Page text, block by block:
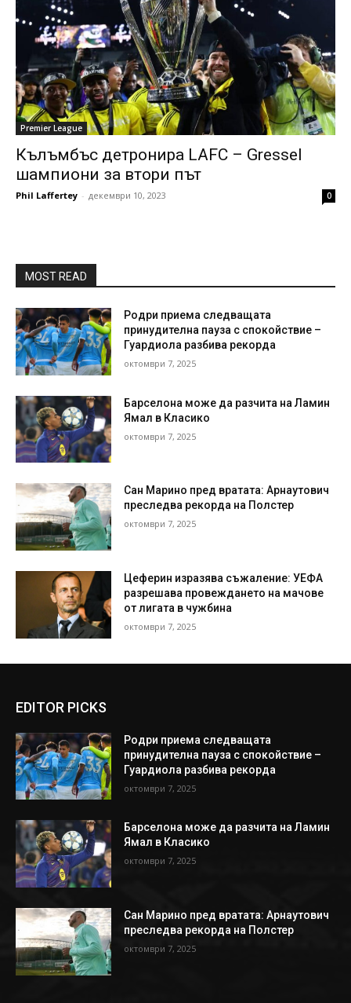
Premier League
Кълъмбъс детронира LAFC – Gressel
шампиони за втори път
Phil Laffertey - декември 10, 2023 0
MOST READ
Родри приема следващата
принудителна пауза с спокойствие –
Гуардиола разбива рекорда
октомври 7, 2025
Барселона може да разчита на Ламин
Ямал в Класико
октомври 7, 2025
Сан Марино пред вратата: Арнаутович
преследва рекорда на Полстер
октомври 7, 2025
Цеферин изразява съжаление: УЕФА
разрешава провеждането на мачове
от лигата в чужбина
октомври 7, 2025
EDITOR PICKS
Родри приема следващата
принудителна пауза с спокойствие –
Гуардиола разбива рекорда
октомври 7, 2025
Барселона може да разчита на Ламин
Ямал в Класико
октомври 7, 2025
Сан Марино пред вратата: Арнаутович
преследва рекорда на Полстер
октомври 7, 2025